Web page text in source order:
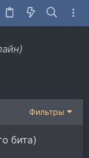
Фильтры
бита)